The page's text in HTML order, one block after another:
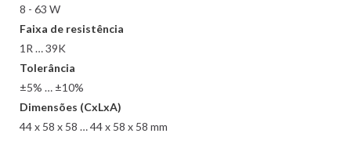
8 - 63 W
Faixa de resistência
1R … 39K
Tolerância
±5% … ±10%
Dimensões (CxLxA)
44 x 58 x 58 … 44 x 58 x 58 mm